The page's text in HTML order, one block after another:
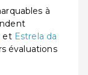
à
et Estrela da
évaluations